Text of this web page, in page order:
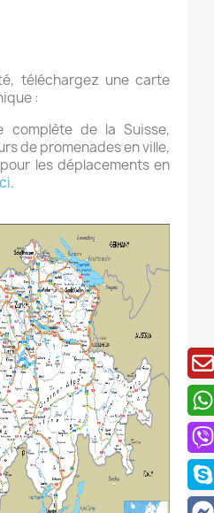
téléchargez une carte
:
complète de la Suisse,
de promenades en ville,
les déplacements en
.